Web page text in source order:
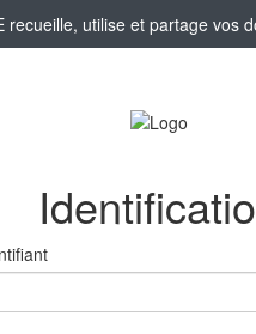
recueille, utilise et partage vos